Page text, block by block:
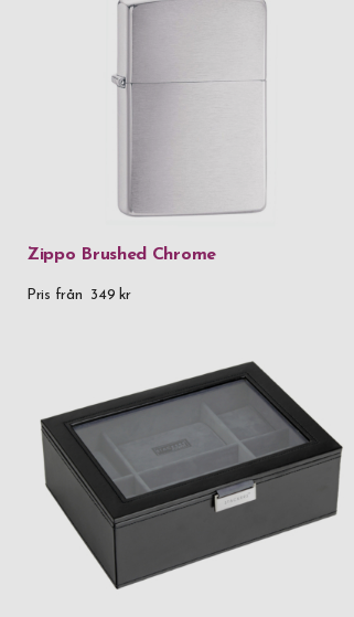
Zippo Brushed Chrome
Pris från 349 kr